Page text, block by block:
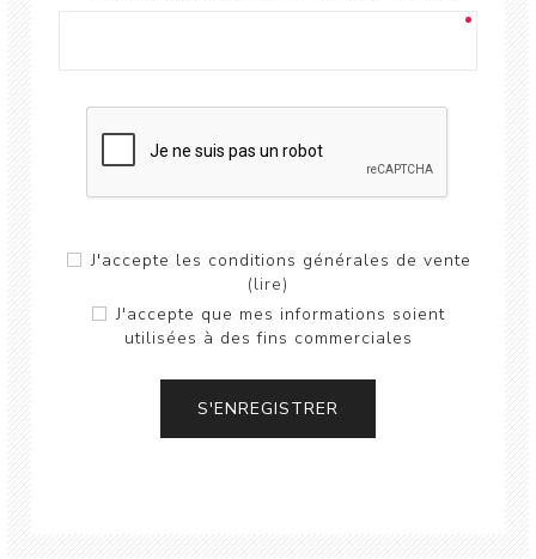
J'accepte les conditions générales de vente
(lire)
J'accepte que mes informations soient
utilisées à des fins commerciales
S'ENREGISTRER